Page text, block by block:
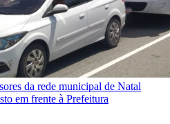
da rede municipal de Natal
em frente à Prefeitura